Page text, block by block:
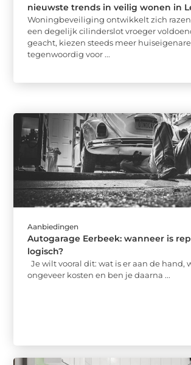
nieuwste trends in veilig wonen in
Woningbeveiliging ontwikkelt zich
een degelijk cilinderslot vroeger
geacht, kiezen steeds meer
tegenwoordig voor ...
Aanbiedingen
Autogarage Eerbeek: wanneer is
logisch?
Je wilt vooral dit: wat is er aan de hand,
ongeveer kosten en ben je daarna ...